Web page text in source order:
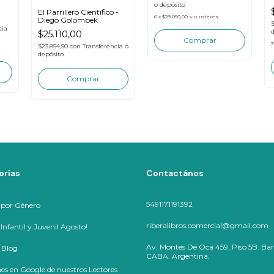
El Parrillero Científico -
Diego Golombek
$25.110,00
$23.854,50 con Transferencia o
depósito
o depósito
6 x$28.050,00 sin interés
3
Género
Infantil y Juvenil Agosto!
Blog
en Google de nuestros Lectores
Contactános
5491171191392
riberalibros.comercial@gmail.com
Av. Montes De Oca 459, Piso 5B.
CABA. Argentina.